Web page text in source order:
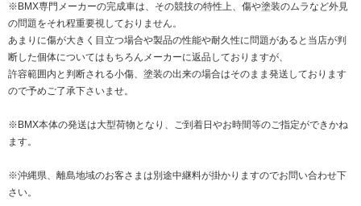
※BMX専門メーカーの完成車は、その競技の特性上、傷や塗装のムラなど外見
の問題をそれ程重要視しておりません。
あまりに傷が大きく目立つ場合や製品の性能や耐久性に問題があると当店が判
断した個体についてはもちろんメーカーに返品しておりますが、
許容範囲内と判断される小傷、塗装の出来の場合はそのまま発送しております
ので予めご了承下さいませ。
※BMX本体の発送は大型荷物となり、ご到着日やお時間等のご指定ができかね
ます。
※沖縄県、離島地域のお客さまは別途中継料が掛かりますのでお問い合わせ下
さい。